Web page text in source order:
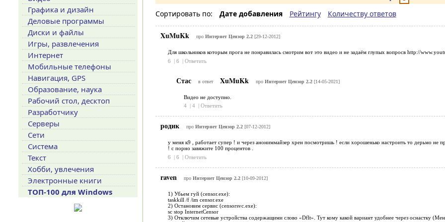
Сортировать по: Дате добавления Рейтингу Количеству ответов
XuMuKk про Интернет Цензор 2.2[29-12-2012]
Для школьников которым прога не понравилась смотрим вот это видео и не задаём глупых вопросв http://
6
| 6 | Ответить
Стас в ответ XuMuKk про Интернет Цензор 2.2[14-05-2021]
Видео не доступно.
4 | 4 | Ответить
родик про Интернет Цензор 2.2[07-12-2012]
у меня к9 , работает супер ! и через анониммайзер хрен посмотришь ! если хорошенько настроить то дерьмо не
! с порно завяжите 100 процентов .
6
| 6 | Ответить
raven про Интернет Цензор 2.2[10-09-2012]
1) Убьем гуй (censor.exe):
taskkill /f /im censor.exe
2) Остановим сервис (censorsvc.exe):
sc stop InternetCensor
3) Отключим сетевые устройства содержащими слово «Dflt». Тут кому какой вариант удобнее через оснастку
Графика и дизайн
Деловые программы
Диски и файлы
Игры, развлечения
Интернет
Мобильные телефоны
Навигация, GPS
Образование, наука
Рабочий стол, десктоп
Разработчику
Серверы
Сети
Система
Текст
Хобби, увлечения
Электронные книги
ТОП-100 для Windows